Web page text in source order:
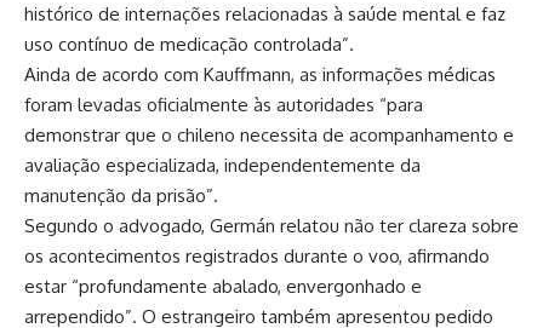
histórico de internações relacionadas à saúde mental e faz
uso contínuo de medicação controlada”.
Ainda de acordo com Kauffmann, as informações médicas
foram levadas oficialmente às autoridades “para
demonstrar que o chileno necessita de acompanhamento e
avaliação especializada, independentemente da
manutenção da prisão”.
Segundo o advogado, Germán relatou não ter clareza sobre
os acontecimentos registrados durante o voo, afirmando
estar “profundamente abalado, envergonhado e
arrependido”. O estrangeiro também apresentou pedido